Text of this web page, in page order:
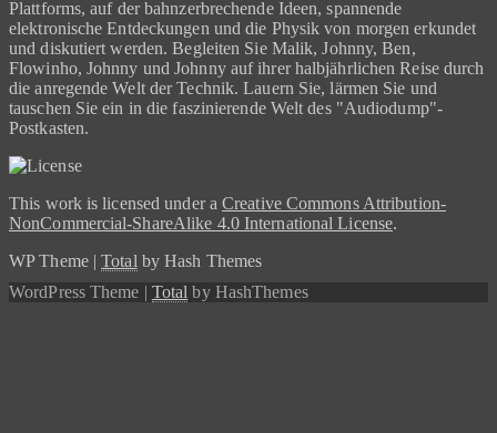
Plattforms, auf der bahnzerbrechende Ideen, spannende
elektronische Entdeckungen und die Physik von morgen erkundet
und diskutiert werden. Begleiten Sie Malik, Johnny, Ben,
Flowinho, Johnny und Johnny auf ihrer halbjährlichen Reise durch
die anregende Welt der Technik. Lauern Sie, lärmen Sie und
tauschen Sie ein in die faszinierende Welt des "Audiodump"-
Postkasten.
This work is licensed under aCreative Commons Attribution-
NonCommercial-ShareAlike 4.0 International License.
WP Theme |Totalby Hash Themes
WordPress Theme | Total by HashThemes